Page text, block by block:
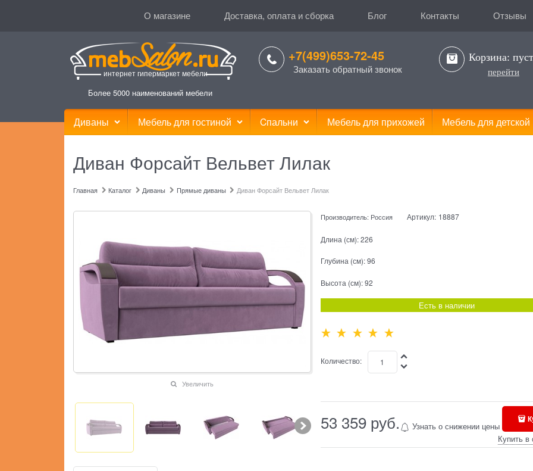
О магазине Доставка, оплата и сборка Блог Контакты Отзывы
интернет гипермаркет мебели
Более 5000 наименований мебели
+7(499)653-72-45
Заказать обратный звонок
Корзина:
перейти
Диваны Мебель для гостиной Cпальни Мебель для прихожей Мебель для детской
Диван Форсайт Вельвет Лилак
Главная Каталог Диваны Прямые диваны Диван Форсайт Вельвет Лилак
Увеличить
Производитель: Россия Артикул: 18887
Длина (см):226
Глубина (см):96
Высота (см):92
Есть в наличии
Количество:
53 359 руб. Узнать о снижении цены
Купить в